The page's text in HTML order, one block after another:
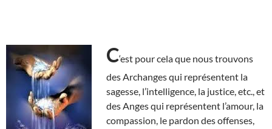
C‘est pour cela que nous trouvons
des Archanges qui représentent la
sagesse, l’intelligence, la justice, etc., et
des Anges qui représentent l’amour, la
compassion, le pardon des offenses,